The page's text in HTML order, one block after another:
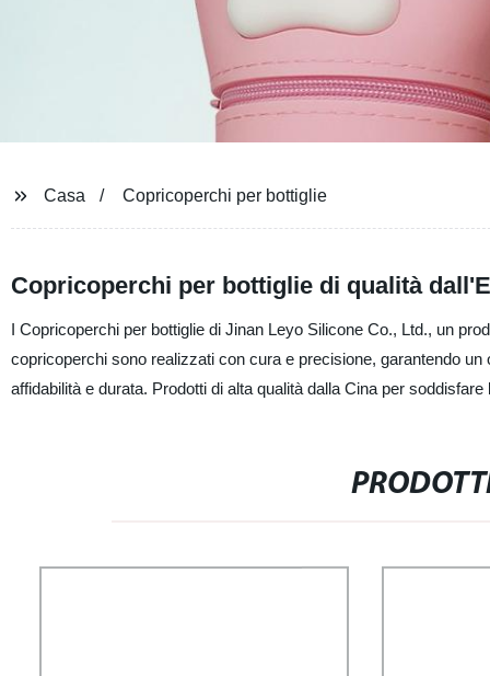
Casa Copricoperchi per bottiglie
Copricoperchi per bottiglie di qualità
I Copricoperchi per bottiglie di Jinan Leyo Silicone Co., Ltd., un
copricoperchi sono realizzati con cura e precisione, garantendo
affidabilità e durata. Prodotti di alta qualità dalla Cina per